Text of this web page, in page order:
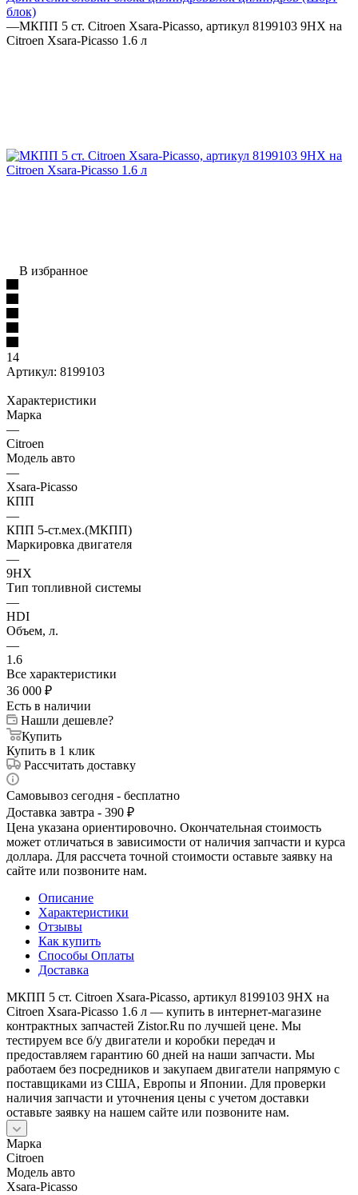
блок)
—МКПП 5 ст. Citroen Xsara-Picasso, артикул 8199103 9HX на
Citroen Xsara-Picasso 1.6 л
В избранное
14
Артикул: 8199103
Характеристики
Марка
—
Citroen
Модель авто
—
Xsara-Picasso
КПП
—
КПП 5-ст.мех.(МКПП)
Маркировка двигателя
—
9HX
Тип топливной системы
—
HDI
Объем, л.
—
1.6
Все характеристики
36 000 ₽
Есть в наличии
Нашли дешевле?
Купить
Купить в 1 клик
Рассчитать доставку
Самовывоз сегодня - бесплатно
Доставка завтра - 390 ₽
Цена указана ориентировочно. Окончательная стоимость
может отличаться в зависимости от наличия запчасти и курса
доллара. Для рассчета точной стоимости оставьте заявку на
сайте или позвоните нам.
Описание
Характеристики
Отзывы
Как купить
Способы Оплаты
Доставка
МКПП 5 ст. Citroen Xsara-Picasso, артикул 8199103 9HX на
Citroen Xsara-Picasso 1.6 л — купить в интернет-магазине
контрактных запчастей Zistor.Ru по лучшей цене. Мы
тестируем все б/у двигатели и коробки передач и
предоставляем гарантию 60 дней на наши запчасти. Мы
работаем без посредников и закупаем двигатели напрямую с
поставщиками из США, Европы и Японии. Для проверки
наличия запчасти и уточнения цены с учетом доставки
оставьте заявку на нашем сайте или позвоните нам.
Марка
Citroen
Модель авто
Xsara-Picasso